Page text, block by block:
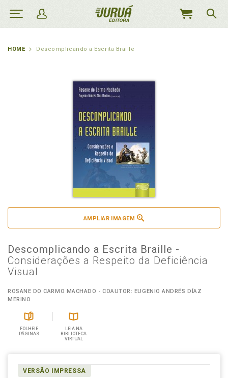
MEU
HOME Descomplicando a Escrita Braille
AMPLIAR IMAGEM
Descomplicando a Escrita Braille -
Considerações a Respeito da Deficiência
Visual
ROSANE DO CARMO MACHADO - COAUTOR: EUGENIO ANDRÉS DÍAZ
MERINO
FOLHEIE
PÁGINAS
LEIA NA
BIBLIOTECA
VIRTUAL
VERSÃO IMPRESSA